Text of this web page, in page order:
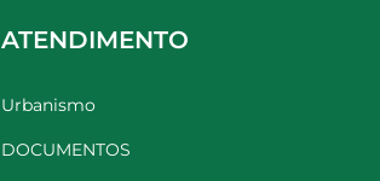
ATENDIMENTO
Urbanismo
DOCUMENTOS